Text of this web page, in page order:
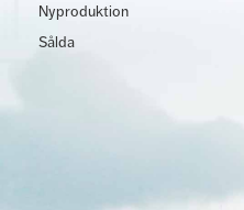
Nyproduktion
Sålda